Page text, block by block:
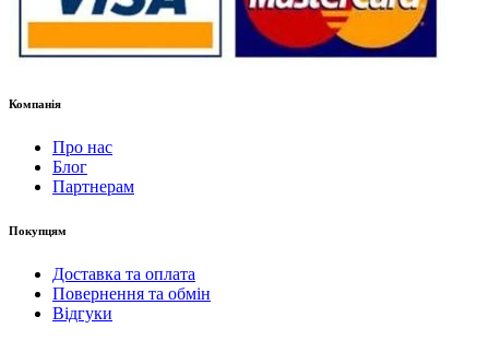
Компанія
Про нас
Блог
Партнерам
Покупцям
Доставка та оплата
Повернення та обмін
Відгуки